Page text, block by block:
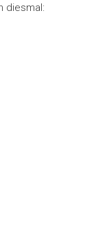
diesmal: